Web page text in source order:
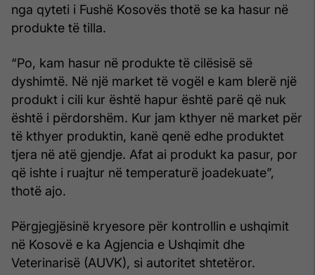
nga qyteti i Fushë Kosovës thotë se ka hasur në
produkte të tilla.
“Po, kam hasur në produkte të cilësisë së
dyshimtë. Në një market të vogël e kam blerë një
produkt i cili kur është hapur është parë që nuk
është i përdorshëm. Kur jam kthyer në market për
të kthyer produktin, kanë qenë edhe produktet
tjera në atë gjendje. Afat ai produkt ka pasur, por
që ishte i ruajtur në temperaturë joadekuate”,
thotë ajo.
Përgjegjësinë kryesore për kontrollin e ushqimit
në Kosovë e ka Agjencia e Ushqimit dhe
Veterinarisë (AUVK), si autoritet shtetëror.